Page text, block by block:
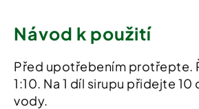
Návod k použití
Před upotřebením protřepte.
1:10. Na 1 díl sirupu přidejte 10
vody.